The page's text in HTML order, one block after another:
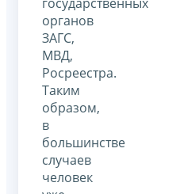
органов
ЗАГС,
МВД,
Росреестра.
Таким
образом,
в
большинстве
случаев
человек